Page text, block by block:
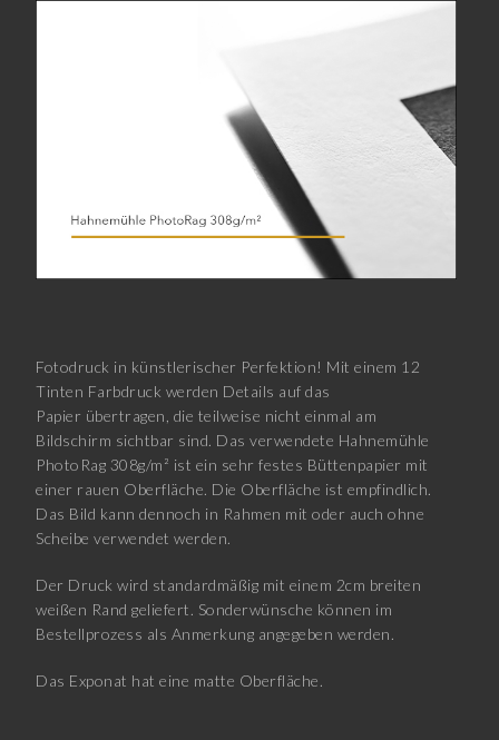
Fotodruck in künstlerischer Perfektion! Mit einem 12
Tinten Farbdruck werden Details auf das
Papier übertragen, die teilweise nicht einmal am
Bildschirm sichtbar sind. Das verwendete Hahnemühle
PhotoRag 308g/m² ist ein sehr festes Büttenpapier mit
einer rauen Oberfläche. Die Oberfläche ist empfindlich.
Das Bild kann dennoch in Rahmen mit oder auch ohne
Scheibe verwendet werden.
Der Druck wird standardmäßig mit einem 2cm breiten
weißen Rand geliefert. Sonderwünsche können im
Bestellprozess als Anmerkung angegeben werden.
Das Exponat hat eine matte Oberfläche.